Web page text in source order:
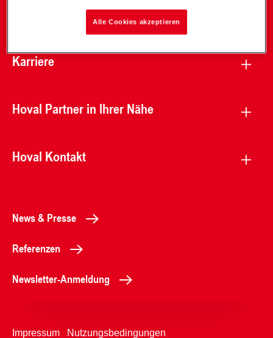
Karriere
Hoval Partner in Ihrer Nähe
Hoval Kontakt
News & Presse
Referenzen
Newsletter-Anmeldung
Impressum Nutzungsbedingungen
Alle Cookies akzeptieren